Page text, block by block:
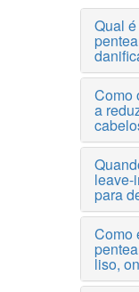
Qual
Como
a
leave-
para
Como
liso,